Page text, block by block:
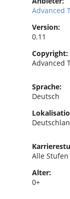
Advanced
Version:
0.11
Copyright:
Advanced
Sprache:
Deutsch
Alle Stufen
Alter:
0+